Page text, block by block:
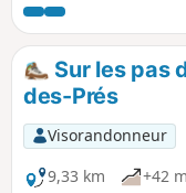
accueilli pour une
Chartreuse de
au public et les
Sur les pas
des-Prés
Visorandonneur
9,33 km
+42 m